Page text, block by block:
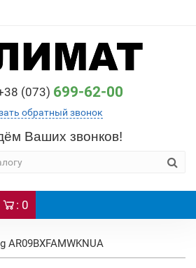
(073) 699-62-00
обратный звонок
Ваших звонков!
: 0
AR09BXFAMWKNUA